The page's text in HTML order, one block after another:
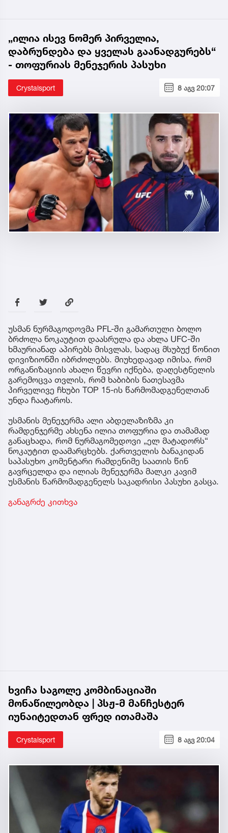
„ილია ისევ ნომერ პირველია,
დაბრუნდება და ყველას გაანადგურებს“
- თოფურიას მენეჯერის პასუხი
Crystalsport 8 აგვ 20:07
უსმან ნურმაგოდოვმა PFL-ში გამართული ბოლო
ბრძოლა ნოკაუტით დაასრულა და ახლა UFC-ში
ხმაურიანად აპირებს მისვლას, სადაც მსუბუქ წონით
დივიზიონში იბრძოლებს. მიუხედავად იმისა, რომ
ორგანიზაციის ახალი წევრი იქნება, დაღესტნელის
გარემოცვა თვლის, რომ ხაბიბის ნათესავმა
პირველივე ჩხუბი TOP 15-ის წარმომადგენელთან
უნდა ჩაატაროს.
უსმანის მენეჯერმა ალი აბდელაზიზმა კი
რამდენჯერმე ახსენა ილია თოფურია და თამამად
განაცხადა, რომ ნურმაგომედოვი „ელ მატადორს“
ნოკაუტით დაამარცხებს. ქართველის ბანაკიდან
საპასუხო კომენტარი რამდენიმე საათის წინ
გავრცელდა და ილიას მენეჯერმა მალკი კავიმ
უსმანის წარმომადგენელს საკადრისი პასუხი გასცა.
განაგრძე კითხვა
ხვიჩა საგოლე კომბინაციაში
მონაწილეობდა | პსჟ-მ მანჩესტერ
იუნაიტედთან ფრედ ითამაშა
Crystalsport 8 აგვ 20:04